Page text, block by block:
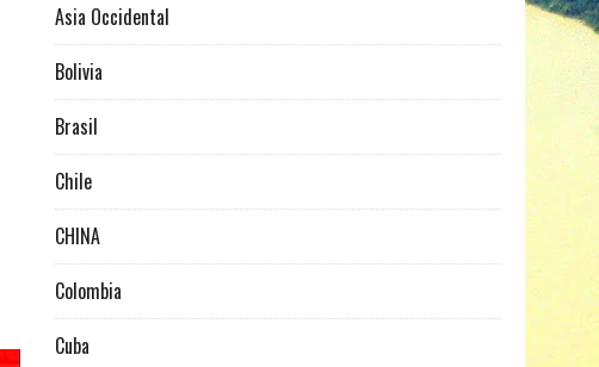
Asia Occidental
Bolivia
Brasil
Chile
CHINA
Colombia
Cuba